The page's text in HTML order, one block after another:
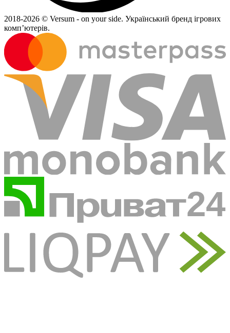
2018-2026 © Versum - on your side. Український бренд ігрових
комп’ютерів.